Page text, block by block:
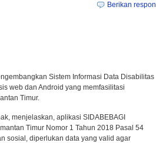
Berikan respon
Sistem Informasi Data Disabilitas
web dan Android yang memfasilitasi
Timur.
menjelaskan, aplikasi SIDABEBAGI
Timur Nomor 1 Tahun 2018 Pasal 54
sosial, diperlukan data yang valid agar